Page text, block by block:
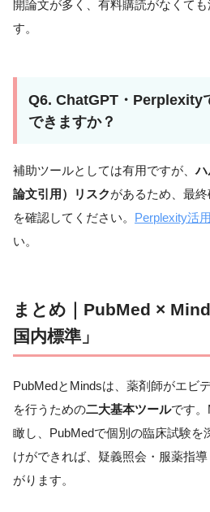
開論文が多く、有料購読がなくて
す。
Q6. ChatGPT・Perplexity
できますか？
補助ツールとしては有用ですが、ハ
論文引用）リスクがあるため、最
を確認してください。 Perplexity活
い。
まとめ｜PubMed ×
国内標準」
PubMedとMindsは、薬剤師がエビ
を行うための二大基本ツールです
瞰し、PubMedで個別の臨床試験
けができれば、疑義照会・服薬指
がります。